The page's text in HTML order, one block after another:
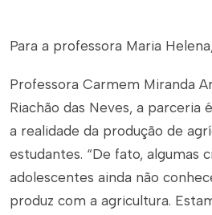
Para a professora Maria
Professora Carmem Miranda
Riachão das Neves, a parceria
a realidade da produção de
estudantes. “De fato, algumas
adolescentes ainda não
produz com a agricultura.